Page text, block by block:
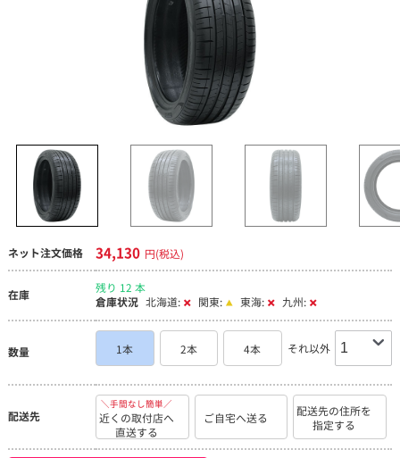
ネット注文価格 34,130 円(税込)
在庫
残り 12 本
倉庫状況 北海道: 関東: 東海: 九州:
数量 1本 2本 4本 それ以外
配送先
＼手間なし簡単／
近くの取付店へ
直送する
ご自宅へ送る
配送先の住所を
指定する